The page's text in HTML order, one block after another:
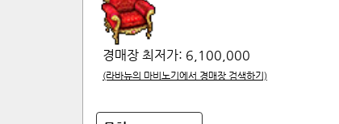
경매장 최저가: 6,100,000
(라바뉴의 마비노기에서 경매장 검색하기)